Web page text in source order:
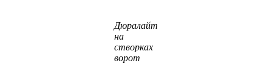
Дюралайт
на
створках
ворот